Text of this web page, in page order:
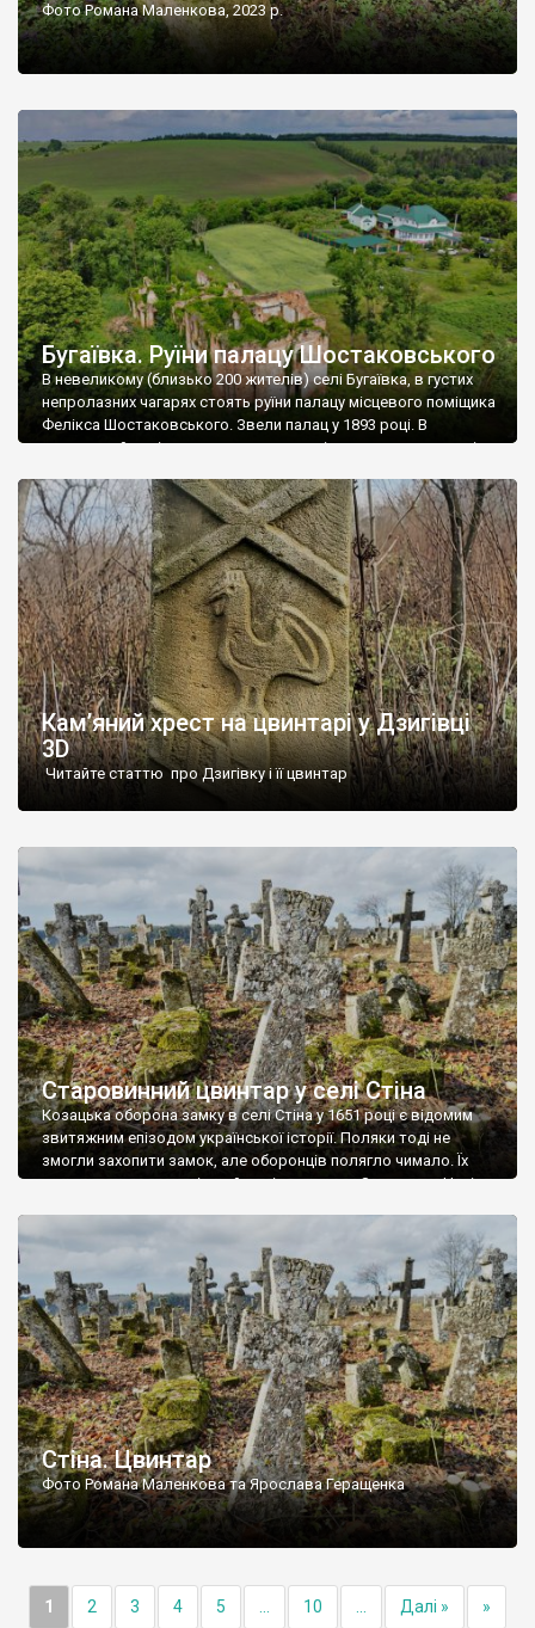
Фото Романа Маленкова, 2023 р.
Бугаївка. Руїни палацу Шостаковського
В невеликому (близько 200 жителів) селі Бугаївка, в густих
непролазних чагарях стоять руїни палацу місцевого поміщика
Фелікса Шостаковського. Звели палац у 1893 році. В
радянський період у ньому спочатку містилася школа, потім
століття тут розмістили туберкульозну лікарню. Коли із
палацу виїхала лікарня – ми точно не […]
Кам’яний хрест на цвинтарі у Дзигівці
3D
Читайте статтю про Дзигівку і її цвинтар
Старовинний цвинтар у селі Стіна
Козацька оборона замку в селі Стіна у 1651 році є відомим
звитяжним епізодом української історії. Поляки тоді не
змогли захопити замок, але оборонців полягло чимало. Їх
поховали на цвинтарі, який тоді називався Замковим. Нині на
ньому чимало хрестів 19 століття, є такі, де епітафії стер […]
Стіна. Цвинтар
Фото Романа Маленкова та Ярослава Геращенка
1 2 3 4 5 10 Далі » »